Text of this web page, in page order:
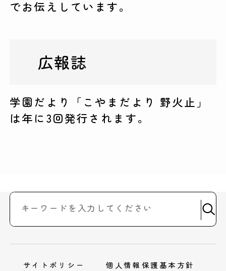
でお伝えしています。
広報誌
学園だより「こやまだより 野火止」
は年に3回発行されます。
サイトポリシー 個人情報保護基本方針